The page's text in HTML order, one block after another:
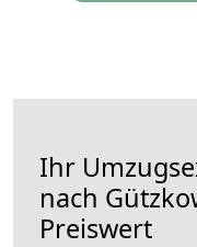
Ihr
nach
Preiswert